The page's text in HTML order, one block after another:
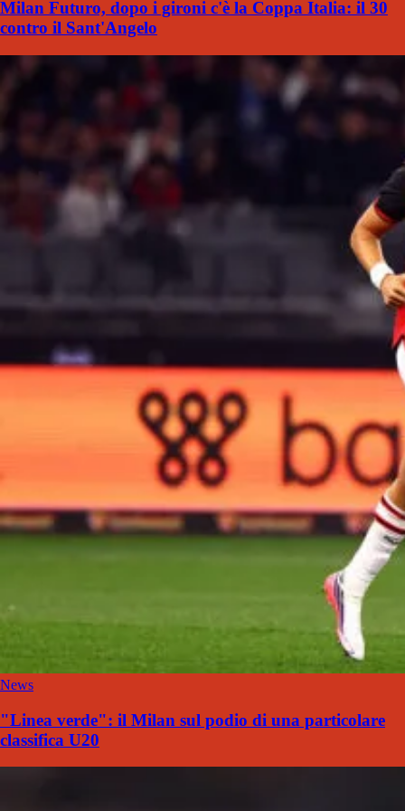
Milan Futuro, dopo i gironi c'è la Coppa Italia: il 30
contro il Sant'Angelo
News
"Linea verde": il Milan sul podio di una particolare
classifica U20